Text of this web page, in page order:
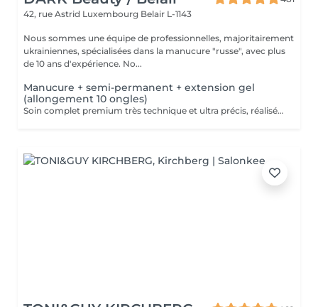
42, rue Astrid Luxembourg Belair L-1143
Nous sommes une équipe de professionnelles, majoritairement
ukrainiennes, spécialisées dans la manucure "russe", avec plus
de 10 ans d'expérience. No...
Manucure + semi-permanent + extension gel
(allongement 10 ongles)
Soin complet premium très technique et ultra précis, réalisé principalement à la ponceuse afin d'obtenir un contour d'ongle parfaitement net et une application du vernis au plus près, voire légèrement sous la cuticule. Cette technique permet de retarder visuellement la repousse d'environ 10 jours. Résultat visuel : -Ongles extrêmement soignés, contours nets, forme impeccable -Effet Instagram / photo studio : propre, précis, sans petites peaux apparentes Pendant ce service, nous augmenterons également la longueur de vos ongles en utilisant du gel spécialisé, garantissant un résultat naturel et magnifique. Cette 'EXTENSION' ne nécessite qu'une seule intervention, après quoi les rendez-vous ultérieurs seront désignés comme 'Manucure + vernis semi-permanent + renforcement gel (ongles longs ou cassants)'. -Tenue moyenne : Jusqu'à 4 semaines !!!! Contenu de la prestation : -Dépose de l'ancien vernis semi-permanent et/ou gel (si besoin, déjà inclus dans ce prix/service) -Préparation très minutieuse de la plaque de l'ongle -Elimination des peaux mortes -Façonner et limer les ongles -Traitement délicat des cuticules -Extension et renforcement des ongles en gel -Correction de la forme de l'ongle -Application du vernis semi-permanent -Application d'huile pour cuticules et de crème pour les main Optionnel : -EXTENSION longueur supérieure au 4ème marquage -> +20€ (réservez svp "AVEC décoration complexe" dans ce cas) -Prix par ongle pour décoration jusqu'à 5 ongles (réservez svp "AVEC décoration simple" dans ce cas) +3€ par ongle -Prix pour décoration simple (French, Chrome, Baby Boomer, Cat Eyes, Stickers, Foil) 6-10 ongles -> +20€ -Prix pour décoration complexe (3D, Dessins à la mains, Stamping, French avec Chrome, Baby Boomer avec Chrome, French avec Cat Eyes) 6-10 ongles -> +30€